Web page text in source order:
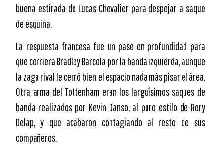
buena estirada de Lucas Chevalier para despejar a saque
de esquina.
La respuesta francesa fue un pase en profundidad para
que corriera Bradley Barcola por la banda izquierda, aunque
la zaga rival le cerró bien el espacio nada más pisar el área.
Otra arma del Tottenham eran los larguísimos saques de
banda realizados por Kevin Danso, al puro estilo de Rory
Delap, y que acabaron contagiando al resto de sus
compañeros.